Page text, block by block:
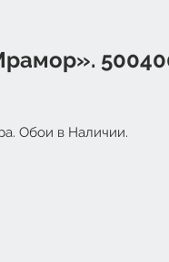
Обои в Наличии.